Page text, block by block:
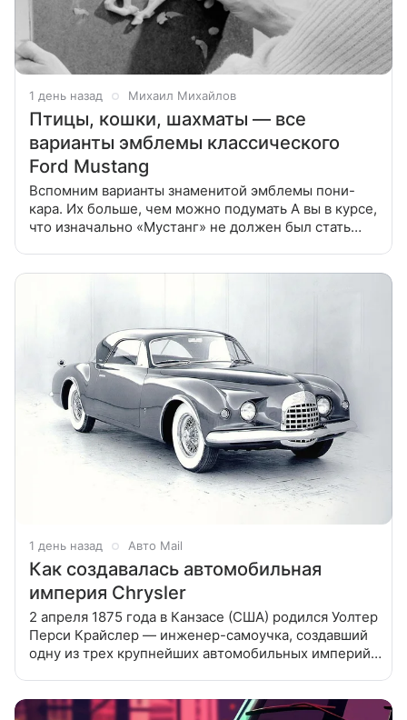
1 день назад Михаил Михайлов
Птицы, кошки, шахматы — все
варианты эмблемы классического
Ford Mustang
Вспомним варианты знаменитой эмблемы пони-
кара. Их больше, чем можно подумать А вы в курсе,
что изначально «Мустанг» не должен был стать
1 день назад Авто Mail
Как создавалась автомобильная
империя Chrysler
2 апреля 1875 года в Канзасе (США) родился Уолтер
Перси Крайслер — инженер-самоучка, создавший
одну из трех крупнейших автомобильных империй